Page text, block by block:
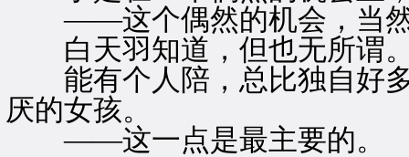
——这个偶然的机会，当然
白天羽知道，但也无所谓
能有个人陪，总比独自好多
厌的女孩。
——这一点是最主要的。